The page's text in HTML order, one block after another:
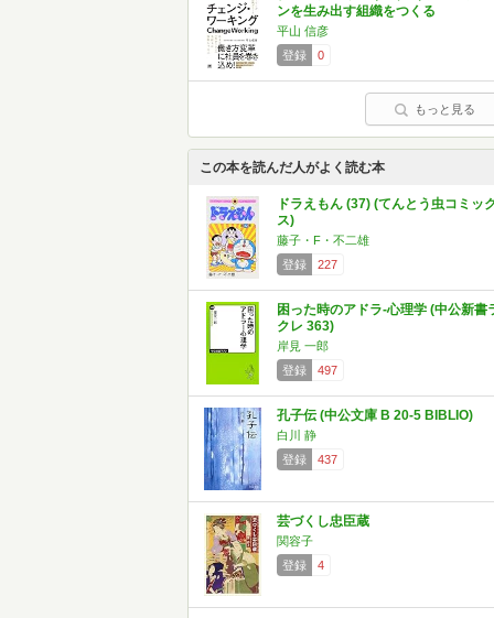
ンを生み出す組織をつくる
平山 信彦
登録
0
もっと見る
この本を読んだ人がよく読む本
ドラえもん (37) (てんとう虫コミッ
ス)
藤子・F・不二雄
登録
227
困った時のアドラ-心理学 (中公新書
クレ 363)
岸見 一郎
登録
497
孔子伝 (中公文庫 B 20-5 BIBLIO)
白川 静
登録
437
芸づくし忠臣蔵
関容子
登録
4